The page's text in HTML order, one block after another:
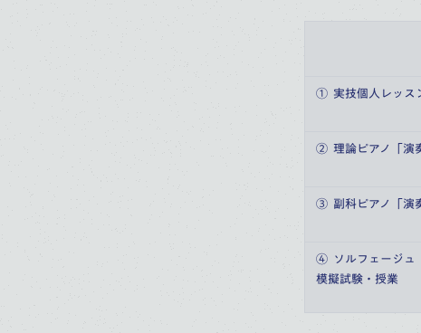
①  実技個人レッス
②  理論ピアノ「演
③  副科ピアノ「演
④  ソルフェージュ
模擬試験・授業